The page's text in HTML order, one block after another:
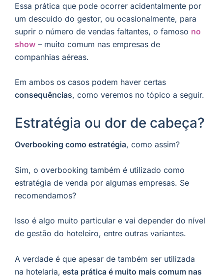
Essa prática que pode ocorrer acidentalmente por
um descuido do gestor, ou ocasionalmente, para
suprir o número de vendas faltantes, o famoso no
show – muito comum nas empresas de
companhias aéreas.
Em ambos os casos podem haver certas
consequências, como veremos no tópico a seguir.
Estratégia ou dor de cabeça?
Overbooking como estratégia, como assim?
Sim, o overbooking também é utilizado como
estratégia de venda por algumas empresas. Se
recomendamos?
Isso é algo muito particular e vai depender do nível
de gestão do hoteleiro, entre outras variantes.
A verdade é que apesar de também ser utilizada
na hotelaria, esta prática é muito mais comum nas